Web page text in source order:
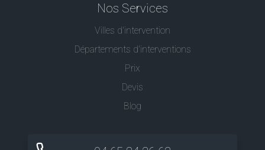
Nos Services
Villes d'intervention
Départements d'interventions
Prix
Devis
Blog